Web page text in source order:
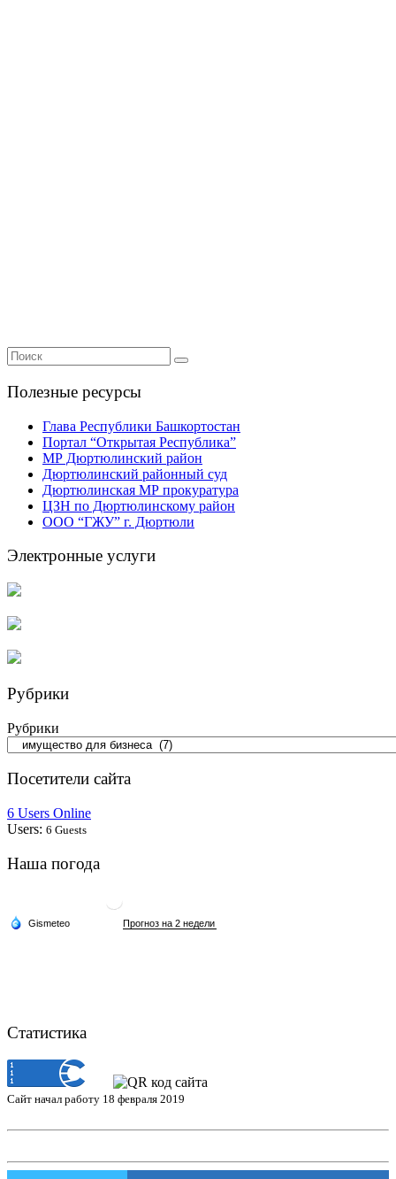
Полезные ресурсы
Глава Республики Башкортостан
Портал “Открытая Республика”
МР Дюртюлинский район
Дюртюлинский районный суд
Дюртюлинская МР прокуратура
ЦЗН по Дюртюлинскому район
ООО “ГЖУ” г. Дюртюли
Электронные услуги
Рубрики
Рубрики
Посетители сайта
6 Users Online
Users: 6 Guests
Наша погода
Статистика
Сайт начал работу 18 февраля 2019